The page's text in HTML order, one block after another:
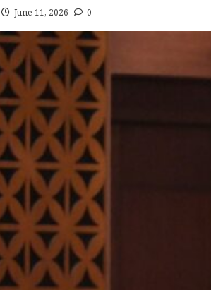
June 11, 2026 0